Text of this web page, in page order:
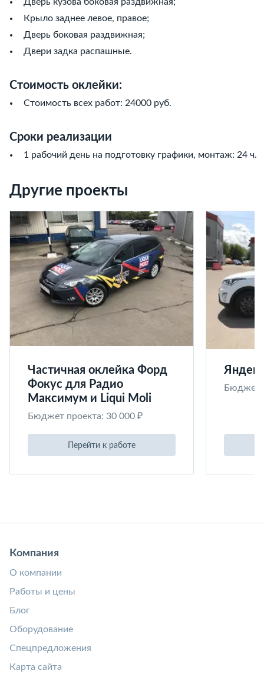
Крыло заднее левое, правое;
Дверь боковая раздвижная;
Двери задка распашные.
Стоимость оклейки:
Стоимость всех работ: 24000 руб.
Сроки реализации
1 рабочий день на подготовку графики, монтаж: 24 ч.
Другие проекты
Частичная оклейка Форд
Фокус для Радио
Максимум и Liqui Moli
Бюджет проекта: 30 000 ₽
Перейти к работе
Бюджет
Компания
О компании
Работы и цены
Блог
Оборудование
Спецпредложения
Карта сайта